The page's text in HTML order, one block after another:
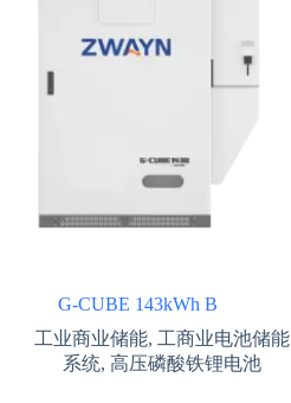
G-CUBE 143kWh B
工业商业储能, 工商业电池储能
系统, 高压磷酸铁锂电池